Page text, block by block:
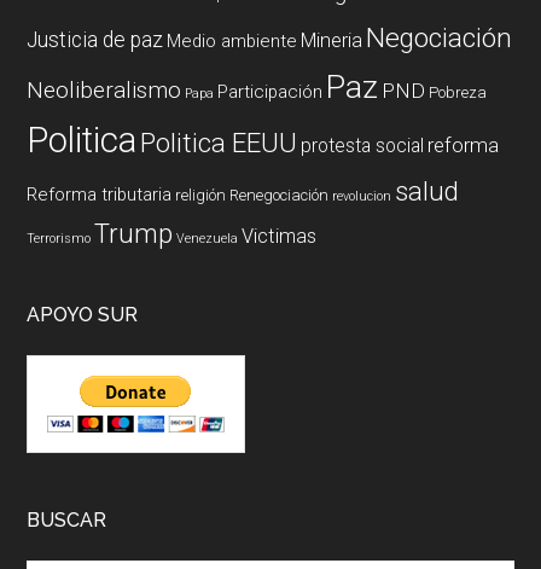
Justicia de paz Medio ambiente Mineria Negociación
Neoliberalismo Papa Participación Paz PND Pobreza
PoliticaPolitica EEUU protesta social reforma
Reforma tributaria religión Renegociación revolucion salud
Terrorismo Trump Venezuela Victimas
APOYO SUR
BUSCAR